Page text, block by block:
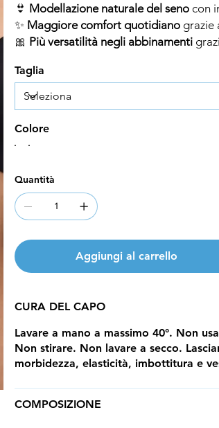
👙 Modellazione naturale del seno con
✨ Maggiore comfort quotidiano grazie
🎀 Più versatilità negli abbinamenti
Taglia
Colore
Quantità
Aggiungi al carrello
CURA DEL CAPO
Lavare a mano a massimo 40°. Non
Non stirare. Non lavare a secco.
morbidezza, elasticità, imbottitura e
COMPOSIZIONE